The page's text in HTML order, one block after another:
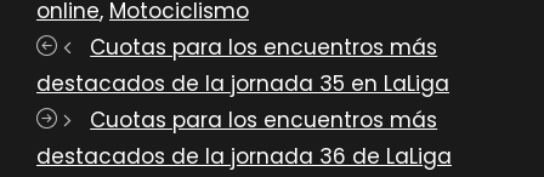
online, Motociclismo
Cuotas para los encuentros más
destacados de la jornada 35 en LaLiga
Cuotas para los encuentros más
destacados de la jornada 36 de LaLiga